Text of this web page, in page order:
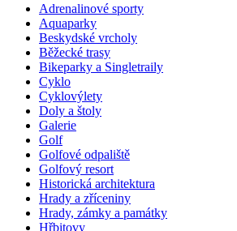
Adrenalinové sporty
Aquaparky
Beskydské vrcholy
Běžecké trasy
Bikeparky a Singletraily
Cyklo
Cyklovýlety
Doly a štoly
Galerie
Golf
Golfové odpaliště
Golfový resort
Historická architektura
Hrady a zříceniny
Hrady, zámky a památky
Hřbitovy